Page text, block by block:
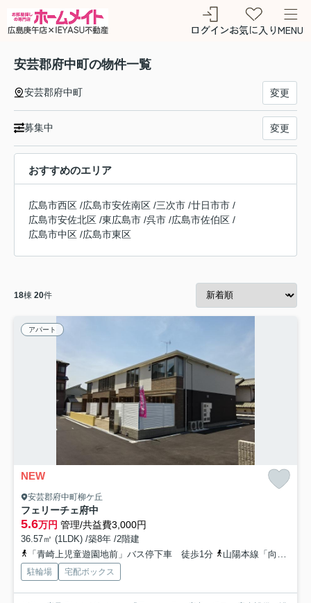
ログインお気に入りMENU
安芸郡府中町の物件一覧
安芸郡府中町 変更
募集中 変更
おすすめのエリア
広島市西区 /広島市安佐南区 /三次市 /廿日市市 /
広島市安佐北区 /東広島市 /呉市 /広島市佐伯区 /
広島市中区 /広島市東区
18棟 20件
アパート
NEW
安芸郡府中町柳ケ丘
フェリーチェ府中
5.6万円 管理/共益費3,000円
36.57㎡ (1LDK) /築8年 /2階建
「青崎上児童遊園地前」バス停下車 徒歩1分
山陽本線「向洋」駅 徒歩19分
駐輪場 宅配ボックス